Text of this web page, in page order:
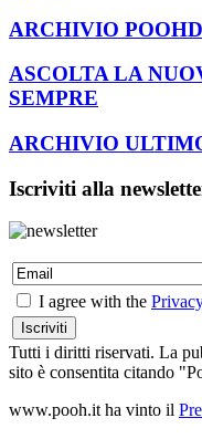
ARCHIVIO
ASCOLTA LA
SEMPRE
ARCHIVIO
Iscriviti alla
I agree with the
Tutti i diritti riservati. La
sito è consentita citando
www.pooh.it ha vinto il